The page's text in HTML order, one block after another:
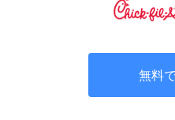
無料